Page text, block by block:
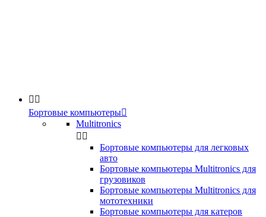
 
Бортовые компьютеры
Multitronics
 
Бортовые компьютеры для легковых
авто
Бортовые компьютеры Multitronics для
грузовиков
Бортовые компьютеры Multitronics для
мототехники
Бортовые компьютеры для катеров